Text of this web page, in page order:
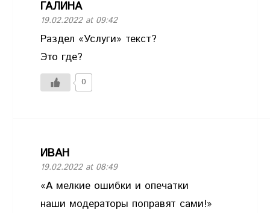
ГАЛИНА
19.02.2022 at 09:42
Раздел «Услуги» текст?
Это где?
0
ИВАН
19.02.2022 at 08:49
«А мелкие ошибки и опечатки
наши модераторы поправят сами!»